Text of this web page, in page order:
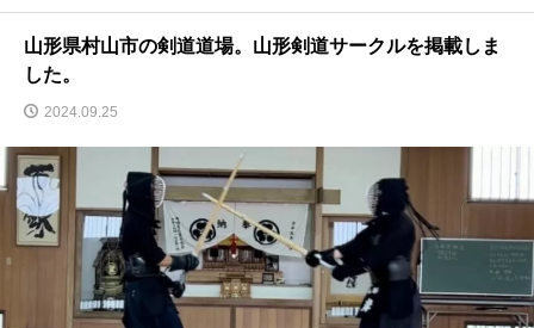
山形県村山市の剣道道場。山形剣道サークルを掲載しま
した。
2024.09.25